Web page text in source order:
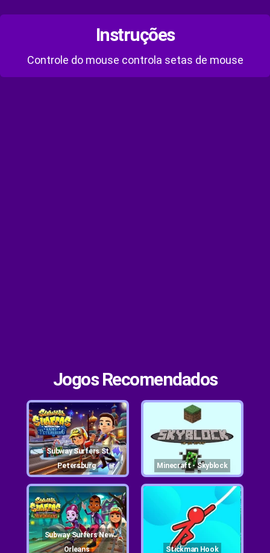
Instruções
Controle do mouse controla setas de mouse
Jogos Recomendados
Subway Surfers St.
Petersburg
Minecraft - Skyblock
Subway Surfers New
Orleans
Stickman Hook